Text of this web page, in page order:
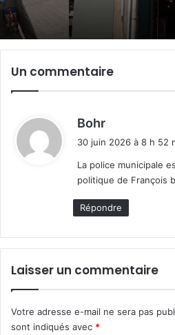
Un commentaire
Bohr
:
30 juin 2026 à 8 h 52
La police municipale
politique de François
Répondre
Laisser un commentaire
Votre adresse e-mail ne sera pas
sont indiqués avec *